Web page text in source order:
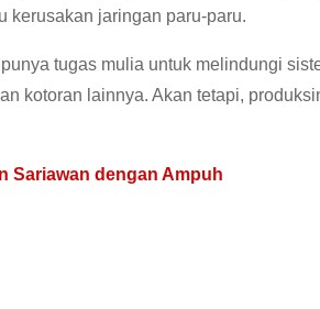
kerusakan jaringan paru-paru.
tugas mulia untuk melindungi
kotoran lainnya. Akan tetapi,
Sariawan dengan Ampuh